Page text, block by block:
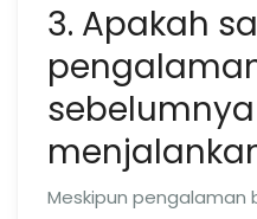
3. Apakah
Meskipun pengalaman